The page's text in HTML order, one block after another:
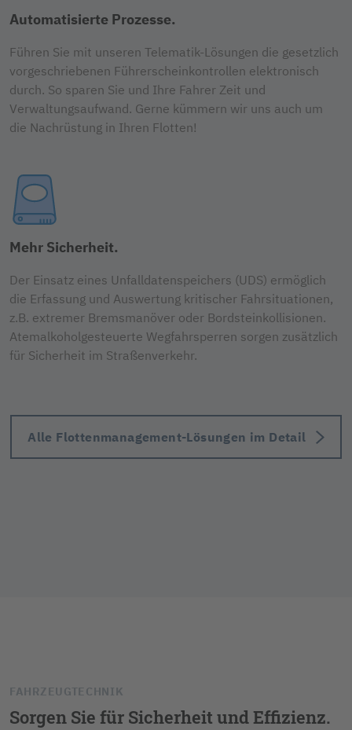
Automatisierte Prozesse.
Führen Sie mit unseren Telematik-Lösungen die gesetzlich
vorgeschriebenen Führerscheinkontrollen elektronisch
durch. So sparen Sie und Ihre Fahrer Zeit und
Verwaltungsaufwand. Gerne kümmern wir uns auch um
die Nachrüstung in Ihren Flotten!
Mehr Sicherheit.
Der Einsatz eines Unfalldatenspeichers (UDS) ermöglich
die Erfassung und Auswertung kritischer Fahrsituationen,
z.B. extremer Bremsmanöver oder Bordsteinkollisionen.
Atemalkoholgesteuerte Wegfahrsperren sorgen zusätzlich
für Sicherheit im Straßenverkehr.
Alle Flottenmanagement-Lösungen im Detail
FAHRZEUGTECHNIK
Sorgen Sie für Sicherheit und Effizienz.